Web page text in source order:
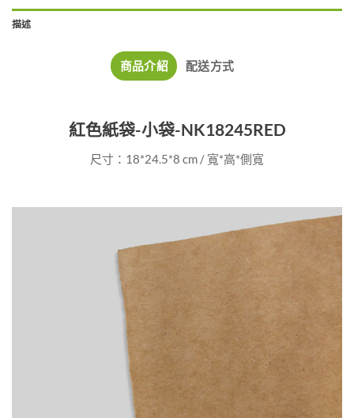
描述
商品介紹 配送方式
紅色紙袋-小袋-NK18245RED
尺寸：18*24.5*8 cm / 寬*高*側寬